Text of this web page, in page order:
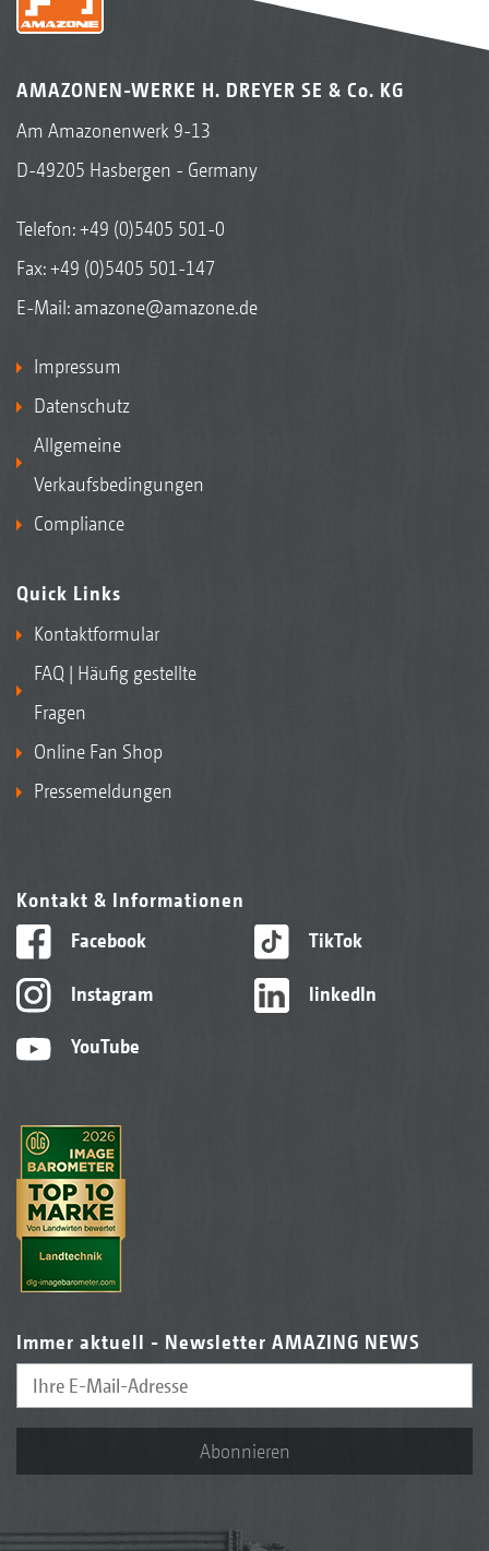
AMAZONEN-WERKE H. DREYER SE & Co. KG
Am Amazonenwerk 9-13
D-49205 Hasbergen - Germany
Telefon:+49 (0)5405 501-0
Fax: +49 (0)5405 501-147
E-Mail: amazone@amazone.de
Impressum
Datenschutz
Allgemeine
Verkaufsbedingungen
Compliance
Quick Links
Kontaktformular
FAQ | Häufig gestellte
Fragen
Online Fan Shop
Pressemeldungen
Kontakt & Informationen
Facebook
Instagram
YouTube
TikTok
linkedIn
Immer aktuell - Newsletter AMAZING NEWS
Abonnieren